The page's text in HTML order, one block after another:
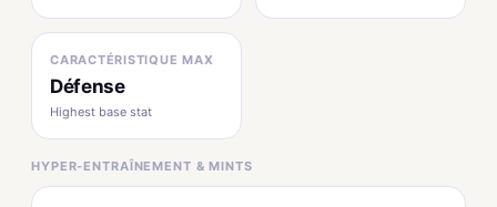
CARACTÉRISTIQUE MAX
Défense
Highest base stat
HYPER-ENTRAÎNEMENT & MINTS